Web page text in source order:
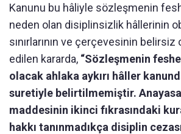
Kanunu bu hâliyle sözleşmenin
neden olan disiplinsizlik hâllerinin
sınırlarının ve çerçevesinin
edilen kararda, “Sözleşmenin
olacak ahlaka aykırı hâller
suretiyle belirtilmemiştir.
maddesinin ikinci fıkrasındaki
hakkı tanınmadıkça disiplin